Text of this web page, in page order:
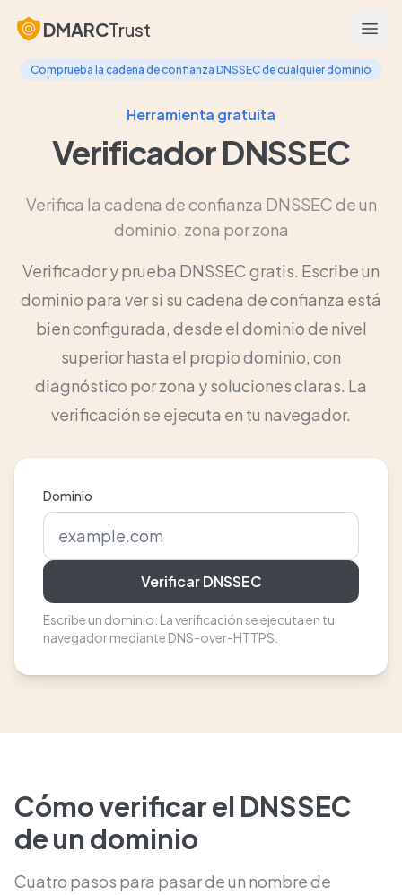
DMARCTrust
Comprueba la cadena de confianza DNSSEC de cualquier dominio
Herramienta gratuita
Verificador DNSSEC
Verifica la cadena de confianza DNSSEC de un
dominio, zona por zona
Verificador y prueba DNSSEC gratis. Escribe un
dominio para ver si su cadena de confianza está
bien configurada, desde el dominio de nivel
superior hasta el propio dominio, con
diagnóstico por zona y soluciones claras. La
verificación se ejecuta en tu navegador.
Dominio
Verificar DNSSEC
Escribe un dominio. La verificación se ejecuta en tu
navegador mediante DNS-over-HTTPS.
Cómo verificar el DNSSEC
de un dominio
Cuatro pasos para pasar de un nombre de